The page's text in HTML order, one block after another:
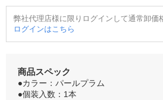
弊社代理店様に限りログインして通常卸価
ログインはこちら
商品スペック
●カラー：パールプラム
●個装入数：1本